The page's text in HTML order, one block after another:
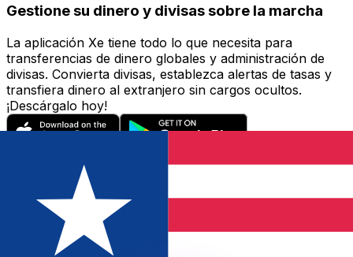
Gestione su dinero y divisas sobre la marcha
La aplicación Xe tiene todo lo que necesita para
transferencias de dinero globales y administración de
divisas. Convierta divisas, establezca alertas de tasas y
transfiera dinero al extranjero sin cargos ocultos.
¡Descárgalo hoy!